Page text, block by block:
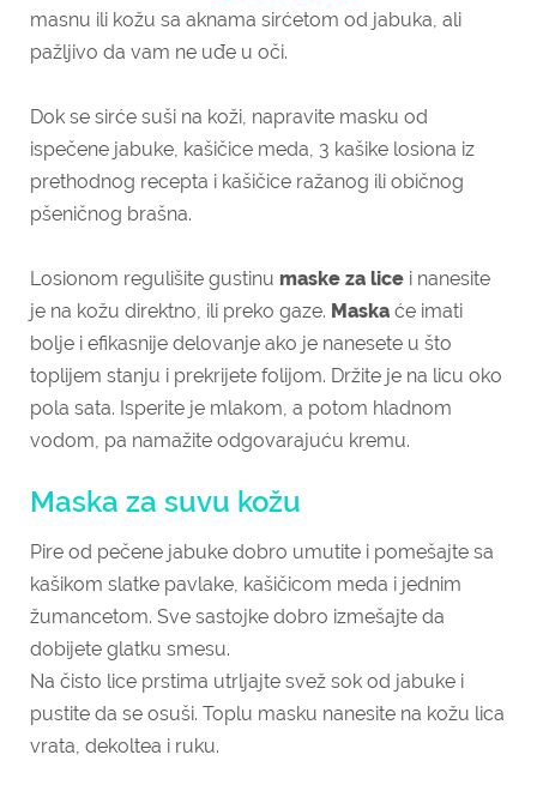
masnu ili kožu sa aknama sirćetom od jabuka, ali
pažljivo da vam ne uđe u oči.
Dok se sirće suši na koži, napravite masku od
ispečene jabuke, kašičice meda, 3 kašike losiona iz
prethodnog recepta i kašičice ražanog ili običnog
pšeničnog brašna.
Losionom regulišite gustinu maske za lice i nanesite
je na kožu direktno, ili preko gaze. Maska će imati
bolje i efikasnije delovanje ako je nanesete u što
toplijem stanju i prekrijete folijom. Držite je na licu oko
pola sata. Isperite je mlakom, a potom hladnom
vodom, pa namažite odgovarajuću kremu.
Maska za suvu kožu
Pire od pečene jabuke dobro umutite i pomešajte sa
kašikom slatke pavlake, kašičicom meda i jednim
žumancetom. Sve sastojke dobro izmešajte da
dobijete glatku smesu.
Na čisto lice prstima utrljajte svež sok od jabuke i
pustite da se osuši. Toplu masku nanesite na kožu lica
vrata, dekoltea i ruku.